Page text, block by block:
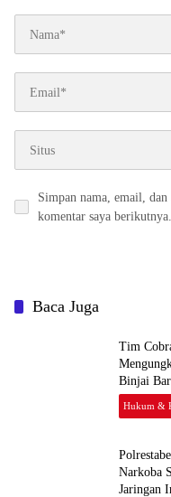
Simpan nama, email,
komentar saya berikutnya.
Baca Juga
Tim
Binjai
Hukum &
Narkoba
Jaringan